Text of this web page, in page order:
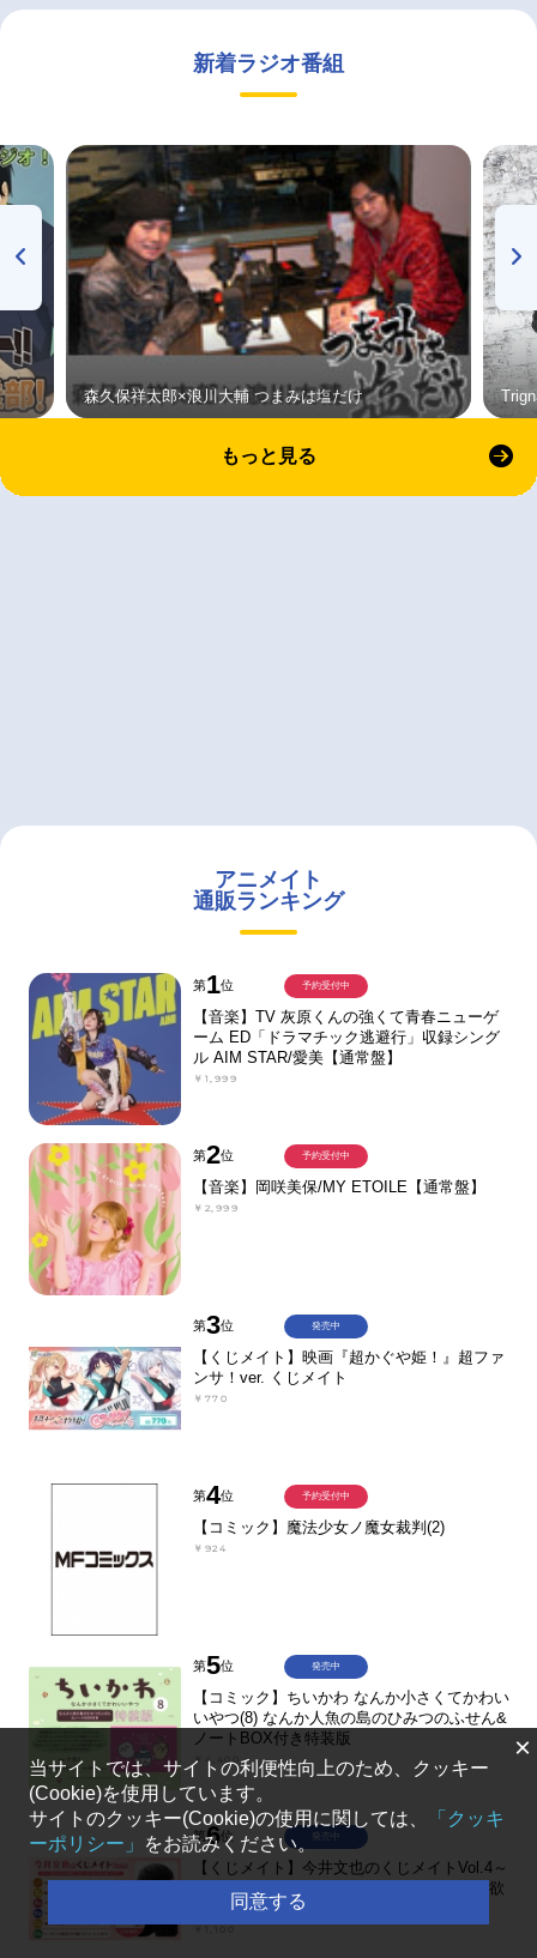
新着ラジオ番組
森久保祥太郎×浪川大輔 つまみは塩だけ
もっと見る
アニメイト
通販ランキング
第1位
【音楽】TV 灰原くんの強くて青春ニューゲ
ーム ED「ドラマチック逃避行」収録シング
ル AIM STAR/愛美【通常盤】
￥1,999
予約受付中
第2位
【音楽】岡咲美保/MY ETOILE【通常盤】
￥2,999
予約受付中
第3位
【くじメイト】映画『超かぐや姫！』超ファ
ンサ！ver. くじメイト
￥770
発売中
第4位
【コミック】魔法少女ノ魔女裁判(2)
￥924
予約受付中
第5位
【コミック】ちいかわ なんか小さくてかわい
いやつ(8) なんか人魚の島のひみつのふせん&
ノートBOX付き特装版
￥4,400
発売中
第6位
【くじメイト】今井文也のくじメイトVol.4～
チャラめに見える幼馴染、実は一途で独占欲
が強いんです～
発売中
×
当サイトでは、サイトの利便性向上のため、クッキー
(Cookie)を使用しています。
サイトのクッキー(Cookie)の使用に関しては、
「クッキ
ーポリシー」
をお読みください。
同意する